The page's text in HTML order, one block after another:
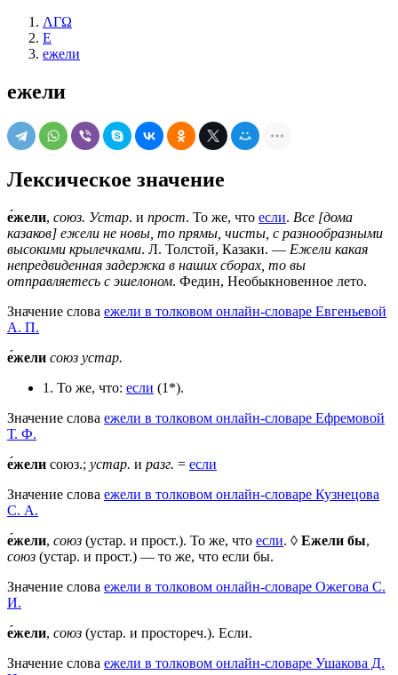
ΛΓΩ
Е
ежели
ежели
Лексическое значение
е́жели, союз. Устар. и прост. То же, что если. Все [дома
казаков] ежели не новы, то прямы, чисты, с разнообразными
высокими крылечками. Л. Толстой, Казаки. — Ежели какая
непредвиденная задержка в наших сборах, то вы
отправляетесь с эшелоном. Федин, Необыкновенное лето.
Значение слова ежели в толковом онлайн-словаре Евгеньевой
А. П.
е́жели союз устар.
1. То же, что: если (1*).
Значение слова ежели в толковом онлайн-словаре Ефремовой
Т. Ф.
е́жели союз.; устар. и разг. = если
Значение слова ежели в толковом онлайн-словаре Кузнецова
С. А.
е́жели, союз (устар. и прост.). То же, что если. ◊ Ежели бы,
союз (устар. и прост.) — то же, что если бы.
Значение слова ежели в толковом онлайн-словаре Ожегова C.
И.
е́жели, союз (устар. и простореч.). Если.
Значение слова ежели в толковом онлайн-словаре Ушакова Д.